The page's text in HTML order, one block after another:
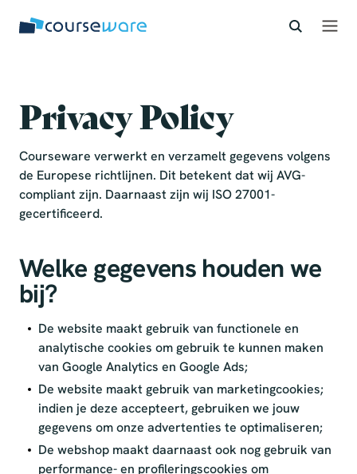
Privacy Policy
Courseware verwerkt en verzamelt gegevens volgens
de Europese richtlijnen. Dit betekent dat wij AVG-
compliant zijn. Daarnaast zijn wij ISO 27001-
gecertificeerd.
Welke gegevens houden we
bij?
De website maakt gebruik van functionele en
analytische cookies om gebruik te kunnen maken
van Google Analytics en Google Ads;
De website maakt gebruik van marketingcookies;
indien je deze accepteert, gebruiken we jouw
gegevens om onze advertenties te optimaliseren;
De webshop maakt daarnaast ook nog gebruik van
performance- en profileringscookies om